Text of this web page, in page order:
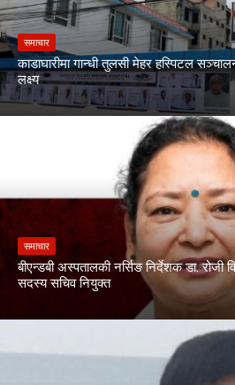
समाचार
काडाघारीमा गान्धी तुलसी मेहर हस्पिटल
लक्ष्य
समाचार
बीएन्डबी अस्पतालकी नर्सिङ निर्देशक डा. रोजी
सदस्य सचिव नियुक्त